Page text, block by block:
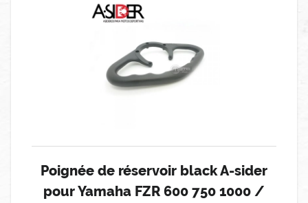
Poignée de réservoir black A-sider
pour Yamaha FZR 600 750 1000 /